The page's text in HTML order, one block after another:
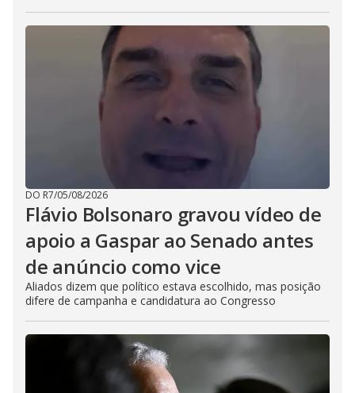
DO R7/05/08/2026
Flávio Bolsonaro gravou vídeo de
apoio a Gaspar ao Senado antes
de anúncio como vice
Aliados dizem que político estava escolhido, mas posição
difere de campanha e candidatura ao Congresso